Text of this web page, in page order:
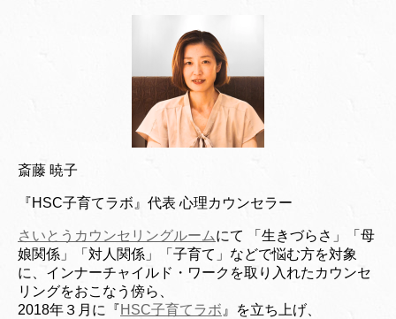
斎藤 暁子
『HSC子育てラボ』代表 心理カウンセラー
さいとうカウンセリングルームにて 「生きづらさ」「母
娘関係」「対人関係」「子育て」などで悩む方を対象
に、インナーチャイルド・ワークを取り入れたカウンセ
リングをおこなう傍ら、
2018年３月に『HSC子育てラボ 』を立ち上げ、